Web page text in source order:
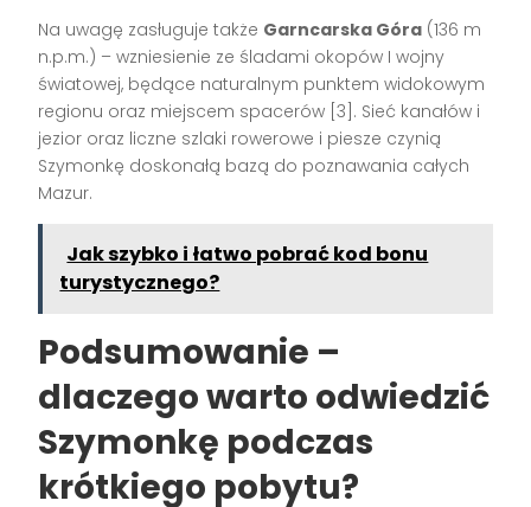
Na uwagę zasługuje także Garncarska Góra (136 m
n.p.m.) – wzniesienie ze śladami okopów I wojny
światowej, będące naturalnym punktem widokowym
regionu oraz miejscem spacerów [3]. Sieć kanałów i
jezior oraz liczne szlaki rowerowe i piesze czynią
Szymonkę doskonałą bazą do poznawania całych
Mazur.
Jak szybko i łatwo pobrać kod bonu
turystycznego?
Podsumowanie –
dlaczego warto odwiedzić
Szymonkę podczas
krótkiego pobytu?